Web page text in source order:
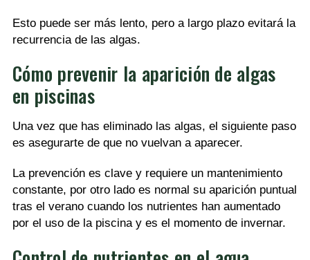
Esto puede ser más lento, pero a largo plazo evitará la
recurrencia de las algas.
Cómo prevenir la aparición de algas
en piscinas
Una vez que has eliminado las algas, el siguiente paso
es asegurarte de que no vuelvan a aparecer.
La prevención es clave y requiere un mantenimiento
constante, por otro lado es normal su aparición puntual
tras el verano cuando los nutrientes han aumentado
por el uso de la piscina y es el momento de invernar.